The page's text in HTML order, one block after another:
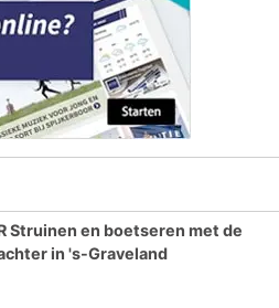
Struinen en boetseren met de
in 's-Graveland